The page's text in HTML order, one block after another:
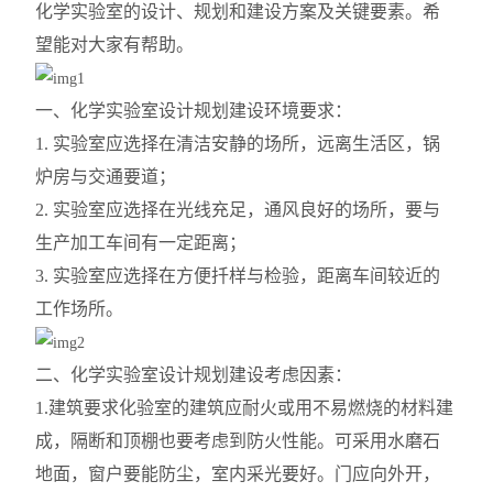
化学实验室的设计、规划和建设方案及关键要素。希
望能对大家有帮助。
一、化学实验室设计规划建设环境要求：
1. 实验室应选择在清洁安静的场所，远离生活区，锅
炉房与交通要道；
2. 实验室应选择在光线充足，通风良好的场所，要与
生产加工车间有一定距离；
3. 实验室应选择在方便扦样与检验，距离车间较近的
工作场所。
二、化学实验室设计规划建设考虑因素：
1.建筑要求化验室的建筑应耐火或用不易燃烧的材料建
成，隔断和顶棚也要考虑到防火性能。可采用水磨石
地面，窗户要能防尘，室内采光要好。门应向外开，